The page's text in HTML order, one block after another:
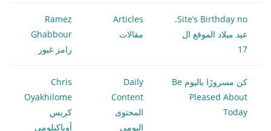
Site’s Birthday no.
عيد ميلاد الموقع ال
17
Articles
مقالات
Ramez
Ghabbour
رامز غبور
كن مسرورًا باليوم Be
Pleased About
Today
Daily
Content
المحتوى
اليومي
Chris
Oyakhilome
كريس
أوياكيلومي